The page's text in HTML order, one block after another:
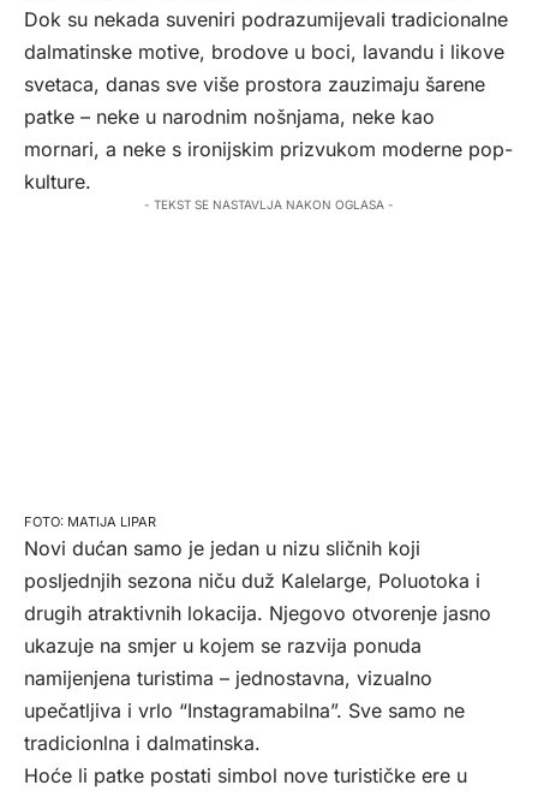
Dok su nekada suveniri podrazumijevali tradicionalne
dalmatinske motive, brodove u boci, lavandu i likove
svetaca, danas sve više prostora zauzimaju šarene
patke – neke u narodnim nošnjama, neke kao
mornari, a neke s ironijskim prizvukom moderne pop-
kulture.
- TEKST SE NASTAVLJA NAKON OGLASA -
MATIJA LIPAR
Novi dućan samo je jedan u nizu sličnih koji
posljednjih sezona niču duž Kalelarge, Poluotoka i
drugih atraktivnih lokacija. Njegovo otvorenje jasno
ukazuje na smjer u kojem se razvija ponuda
namijenjena turistima – jednostavna, vizualno
upečatljiva i vrlo “Instagramabilna”. Sve samo ne
tradicionlna i dalmatinska.
Hoće li patke postati simbol nove turističke ere u